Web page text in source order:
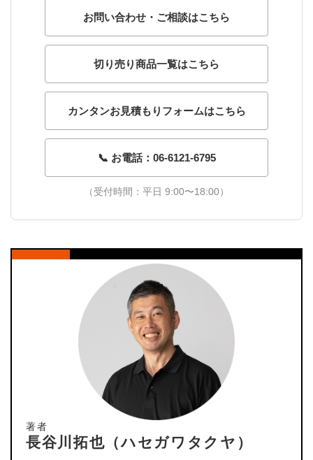
お問い合わせ・ご相談はこちら
切り売り商品一覧はこちら
カンタンお見積もりフォームはこちら
📞 お電話：06-6121-6795
（受付時間：平日 9:00〜18:00）
著者
長谷川拓也（ハセガワタクヤ）